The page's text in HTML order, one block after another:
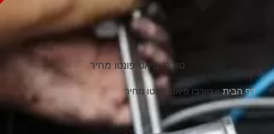
טורבו פיאט פונטו מחיר
דף הבית»טורבו פיאט פונטו מחיר